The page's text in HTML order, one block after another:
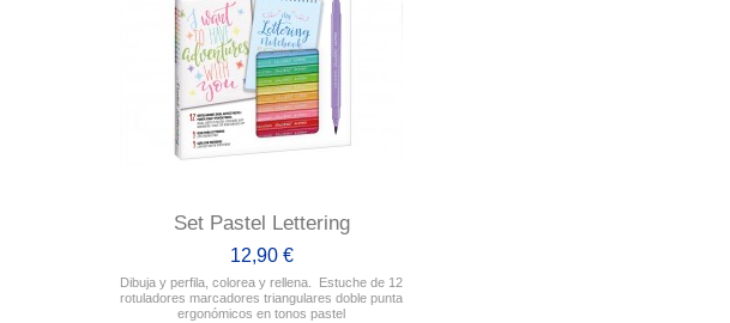
Set Pastel Lettering
12,90 €
Dibuja y perfila, colorea y rellena. Estuche de 12
rotuladores marcadores triangulares doble punta
ergonómicos en tonos pastel